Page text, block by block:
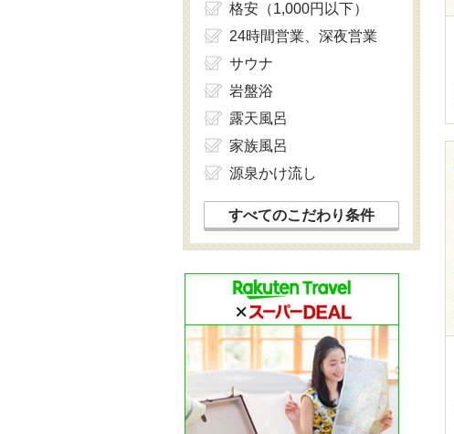
格安（1,000円以下）
24時間営業、深夜営業
サウナ
岩盤浴
露天風呂
家族風呂
源泉かけ流し
すべてのこだわり条件